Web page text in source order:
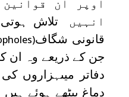
اوپر ان
انہیں
تلاش
قانونی شگاف
جن کے ذریعے وہ ان
دفاتر میںہزاروں
دماغ بیٹھے ہوئے